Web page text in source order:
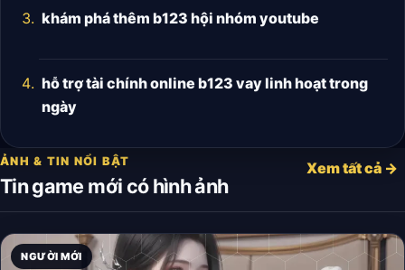
khám phá thêm b123 hội nhóm youtube
hỗ trợ tài chính online b123 vay linh hoạt trong
ngày
ẢNH & TIN NỔI BẬT
Tin game mới có hình ảnh
Xem tất cả →
NGƯỜI MỚI